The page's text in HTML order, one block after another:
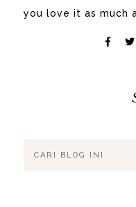
you love it as much